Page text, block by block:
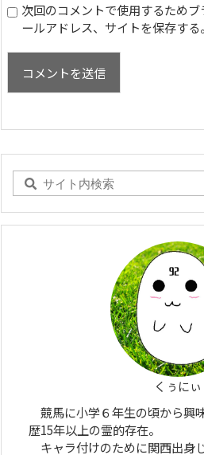
次回のコメントで使用するため
ールアドレス、サイトを保存する。
くぅにぃ
競馬に小学６年生の頃から興
歴15年以上の霊的存在。
キャラ付けのために関西出身